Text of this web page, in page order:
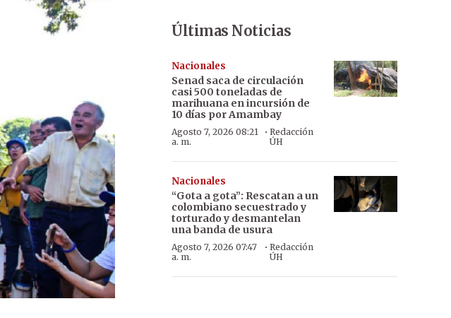
Últimas Noticias
Nacionales
Senad saca de circulación
casi 500 toneladas de
marihuana en incursión de
10 días por Amambay
Agosto 7, 2026 08:21
a. m.
·Redacción
ÚH
Nacionales
“Gota a gota”: Rescatan a un
colombiano secuestrado y
torturado y desmantelan
una banda de usura
Agosto 7, 2026 07:47
a. m.
· Redacción
ÚH